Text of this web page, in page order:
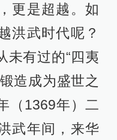
更是超越。如
洪武时代呢？
未有过的“四夷
造成为盛世之
（1369年）二
武年间，来华